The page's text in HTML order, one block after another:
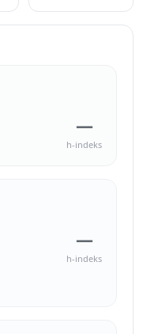
—
h-indeks
—
h-indeks